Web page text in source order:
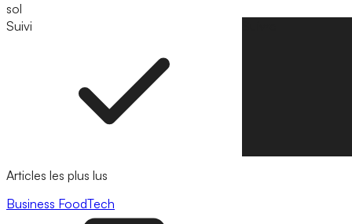
sol
Suivi
Articles les plus lus
Business FoodTech